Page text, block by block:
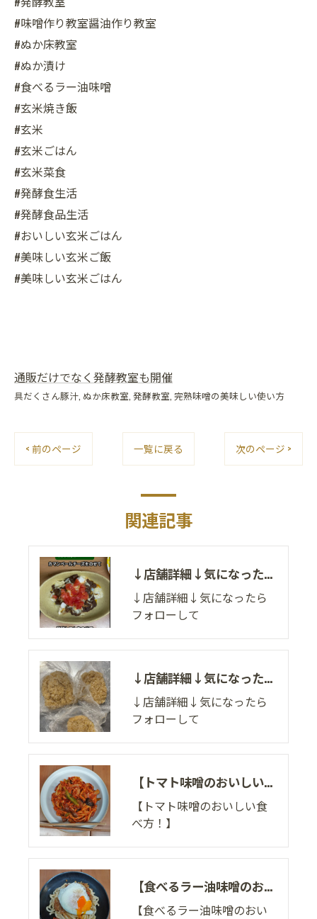
#味噌作り教室醤油作り教室
#ぬか床教室
#ぬか漬け
#食べるラー油味噌
#玄米焼き飯
#玄米
#玄米ごはん
#玄米菜食
#発酵食生活
#発酵食品生活
#おいしい玄米ごはん
#美味しい玄米ご飯
#美味しい玄米ごはん
通販だけでなく発酵教室も開催
具だくさん豚汁 ぬか床教室 発酵教室 完熟味噌の美味しい使い方
< 前のページ 一覧に戻る 次のページ >
関連記事
↓店舗詳細↓気になったらフォローして
↓店舗詳細↓気になったら
フォローして
↓店舗詳細↓気になったらフォローして
↓店舗詳細↓気になったら
フォローして
【トマト味噌のおいしい食べ方！】
【トマト味噌のおいしい食
べ方！】
【食べるラー油味噌のおいしい食べ方！】
【食べるラー油味噌のおい